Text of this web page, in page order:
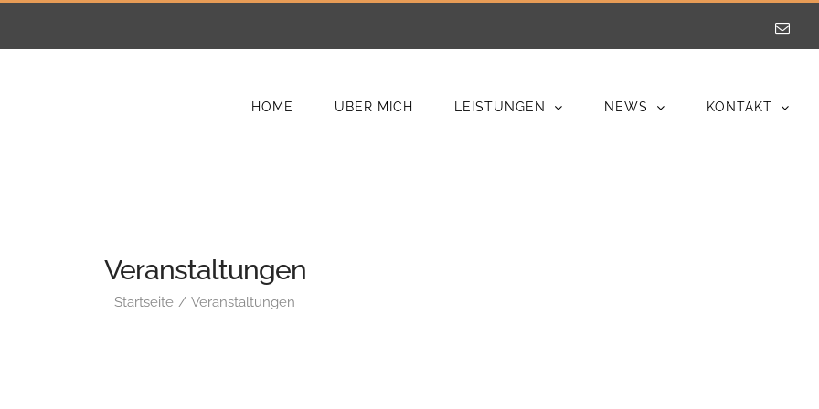
E-
HOME ÜBER MICH LEISTUNGEN NEWS KONTAKT
Veranstaltungen
Startseite Veranstaltungen